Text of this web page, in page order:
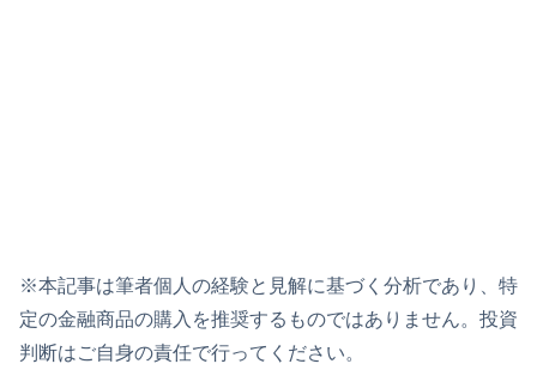
※本記事は筆者個人の経験と見解に基づく分析であり、特
定の金融商品の購入を推奨するものではありません。投資
判断はご自身の責任で行ってください。